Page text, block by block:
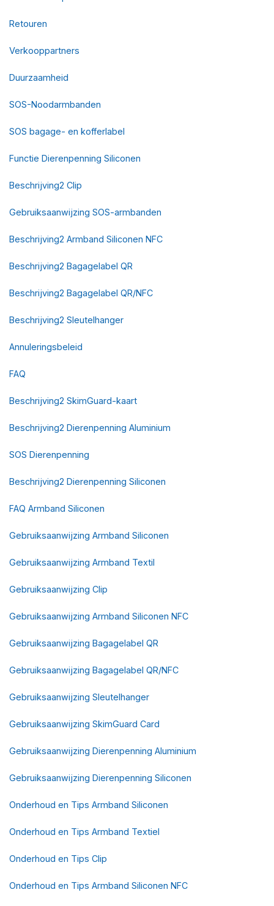
Retouren
Verkooppartners
Duurzaamheid
SOS-Noodarmbanden
SOS bagage- en kofferlabel
Functie Dierenpenning Siliconen
Beschrijving2 Clip
Gebruiksaanwijzing SOS-armbanden
Beschrijving2 Armband Siliconen NFC
Beschrijving2 Bagagelabel QR
Beschrijving2 Bagagelabel QR/NFC
Beschrijving2 Sleutelhanger
Annuleringsbeleid
FAQ
Beschrijving2 SkimGuard-kaart
Beschrijving2 Dierenpenning Aluminium
SOS Dierenpenning
Beschrijving2 Dierenpenning Siliconen
FAQ Armband Siliconen
Gebruiksaanwijzing Armband Siliconen
Gebruiksaanwijzing Armband Textil
Gebruiksaanwijzing Clip
Gebruiksaanwijzing Armband Siliconen NFC
Gebruiksaanwijzing Bagagelabel QR
Gebruiksaanwijzing Bagagelabel QR/NFC
Gebruiksaanwijzing Sleutelhanger
Gebruiksaanwijzing SkimGuard Card
Gebruiksaanwijzing Dierenpenning Aluminium
Gebruiksaanwijzing Dierenpenning Siliconen
Onderhoud en Tips Armband Siliconen
Onderhoud en Tips Armband Textiel
Onderhoud en Tips Clip
Onderhoud en Tips Armband Siliconen NFC